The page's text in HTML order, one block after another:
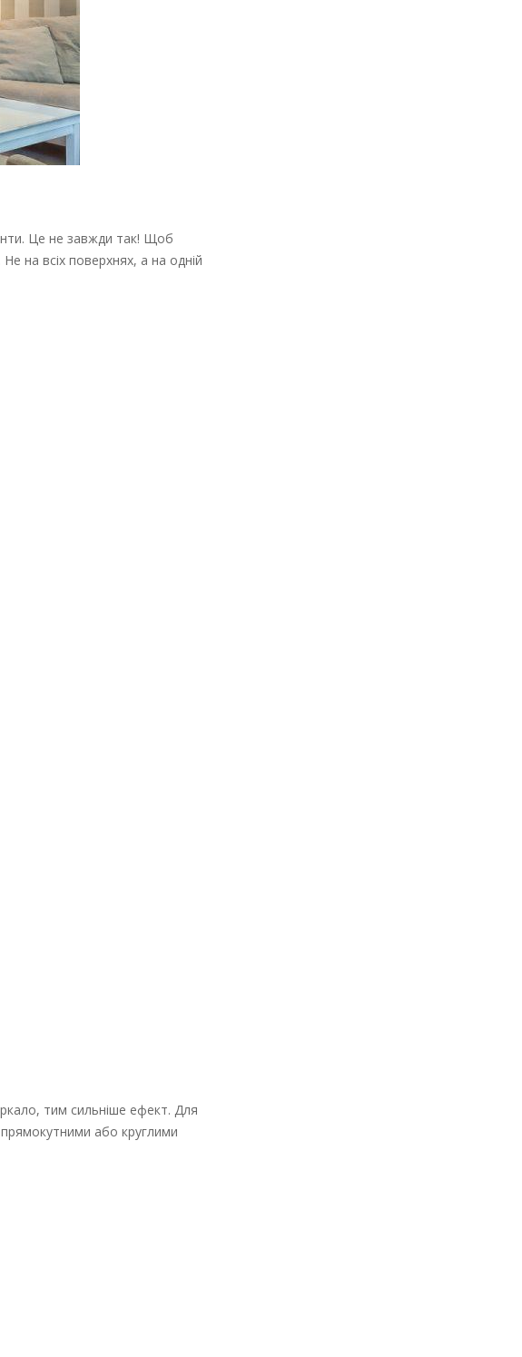
Це не завжди так! Щоб
на всіх поверхнях, а на одній
тим сильніше ефект. Для
або круглими